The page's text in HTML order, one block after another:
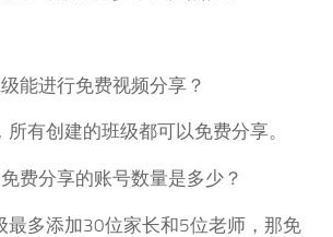
进行免费视频分享？
创建的班级都可以免费分享。
分享的账号数量是多少？
多添加30位家长和5位老师，那免